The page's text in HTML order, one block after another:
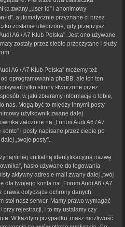
zwany „user-id” i anonimowy
id”, automatycznie przyznane ci przez
zostanie utworzone, gdy przejrzysz
A6 / A7 Klub Polska”. Jest ono używane
zostały przez ciebie przeczytane i służy
A6 / A7 Klub Polska” możemy też
oprogramowania phpBB, ale ich ten
tylko strony stworzone przez
w jaki zbieramy informacje o tobie,
nas. Mogą być to między innymi posty
użytkownik zwane dalej
założone na „Forum Audi A6 / A7
konto” i posty napisane przez ciebie po
„twoje posty”.
unikalną identyfikacyjną nazwę
hasło używane do logowania
aktywny adres e-mail zwany dalej „twój
dla twojego konta na „Forum Audi A6 / A7
prawa dotyczące ochrony danych
stoi nasz serwer. Mamy prawo wymagać
rejestracji, i to my ustalamy czy
W każdym przypadku, masz możliwość